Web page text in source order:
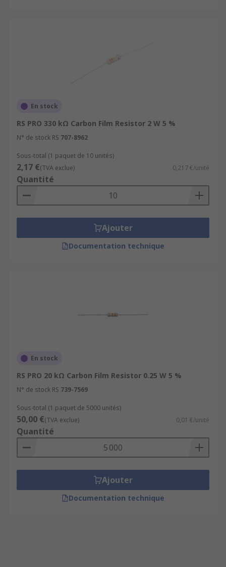
En stock
RS PRO 330 kΩ Carbon Film Resistor 2 W 5 %
N° de stock RS 707-8962
Sous-total (1 paquet de 10 unités)
2,17 €(TVA exclue) 0,217 €/unité
Quantité
Ajouter
Documentation technique
En stock
RS PRO 20 kΩ Carbon Film Resistor 0.25 W 5 %
N° de stock RS 739-7569
Sous-total (1 paquet de 5000 unités)
50,00 €(TVA exclue) 0,01 €/unité
Quantité
Ajouter
Documentation technique